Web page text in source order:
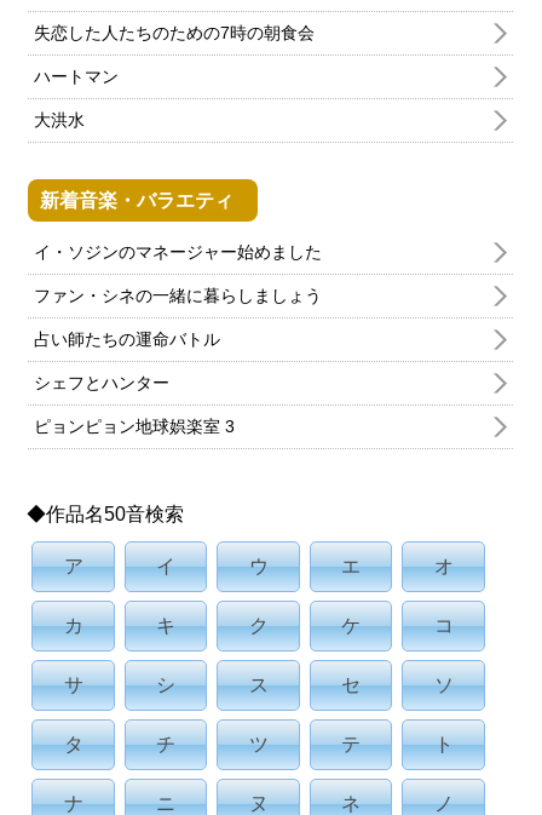
失恋した人たちのための7時の朝食会
ハートマン
大洪水
新着音楽・バラエティ
イ・ソジンのマネージャー始めました
ファン・シネの一緒に暮らしましょう
占い師たちの運命バトル
シェフとハンター
ピョンピョン地球娯楽室 3
◆作品名50音検索
ア イ ウ エ オ
カ キ ク ケ コ
サ シ ス セ ソ
タ チ ツ テ ト
ナ ニ ヌ ネ ノ